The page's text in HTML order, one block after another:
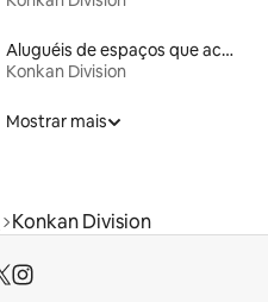
Aluguéis de espaços que aceitam animais de estimação
Konkan Division
Mostrar mais
Konkan Division